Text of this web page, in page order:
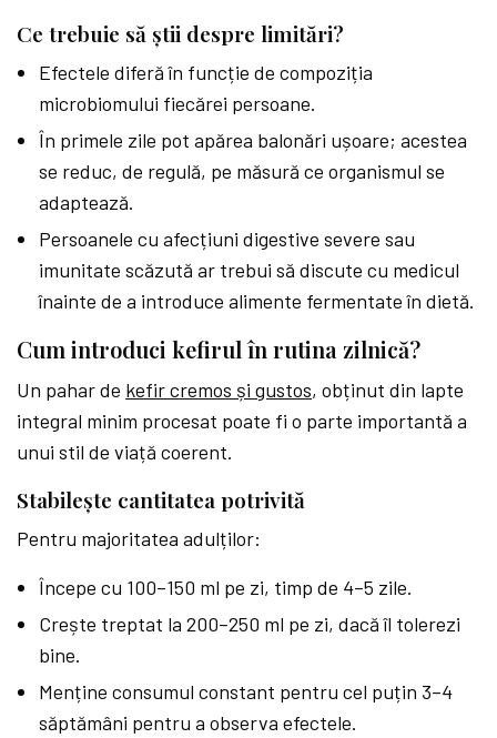
Ce trebuie să știi despre limitări?
Efectele diferă în funcție de compoziția
microbiomului fiecărei persoane.
În primele zile pot apărea balonări ușoare; acestea
se reduc, de regulă, pe măsură ce organismul se
adaptează.
Persoanele cu afecțiuni digestive severe sau
imunitate scăzută ar trebui să discute cu medicul
înainte de a introduce alimente fermentate în dietă.
Cum introduci kefirul în rutina zilnică?
Un pahar de kefir cremos și gustos, obținut din lapte
integral minim procesat poate fi o parte importantă a
unui stil de viață coerent.
Stabilește cantitatea potrivită
Pentru majoritatea adulților:
Începe cu 100–150 ml pe zi, timp de 4–5 zile.
Crește treptat la 200–250 ml pe zi, dacă îl tolerezi
bine.
Menține consumul constant pentru cel puțin 3–4
săptămâni pentru a observa efectele.